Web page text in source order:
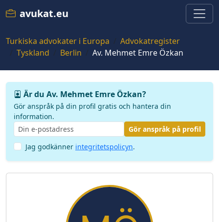
avukat.eu
Turkiska advokater i Europa
Advokatregister
Tyskland
Berlin Av. Mehmet Emre Özkan
Är du Av. Mehmet Emre Özkan?
Gör anspråk på din profil gratis och hantera din
information.
Gör anspråk på profil
Jag godkänner integritetspolicyn.